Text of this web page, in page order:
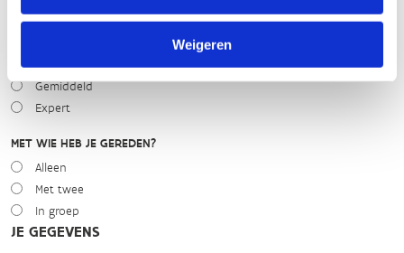
Weigeren
Beginner
Gemiddeld
Expert
MET WIE HEB JE GEREDEN?
Alleen
Met twee
In groep
JE GEGEVENS